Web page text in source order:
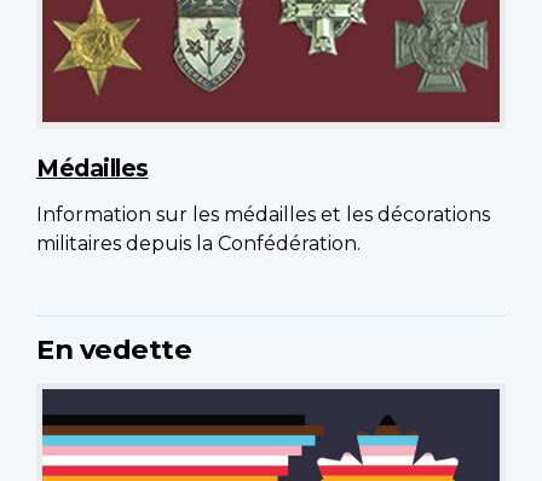
Médailles
Information sur les médailles et les décorations
militaires depuis la Confédération.
En vedette